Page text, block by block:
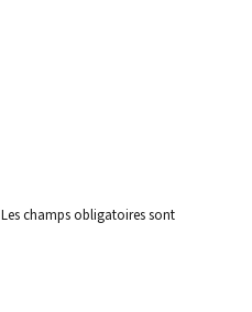
Les champs obligatoires sont